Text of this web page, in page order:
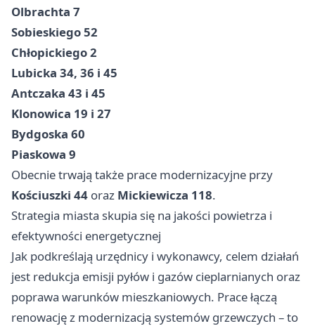
Olbrachta 7
Sobieskiego 52
Chłopickiego 2
Lubicka 34, 36 i 45
Antczaka 43 i 45
Klonowica 19 i 27
Bydgoska 60
Piaskowa 9
Obecnie trwają także prace modernizacyjne przy
Kościuszki 44 oraz Mickiewicza 118.
Strategia miasta skupia się na jakości powietrza i
efektywności energetycznej
Jak podkreślają urzędnicy i wykonawcy, celem działań
jest redukcja emisji pyłów i gazów cieplarnianych oraz
poprawa warunków mieszkaniowych. Prace łączą
renowację z modernizacją systemów grzewczych – to